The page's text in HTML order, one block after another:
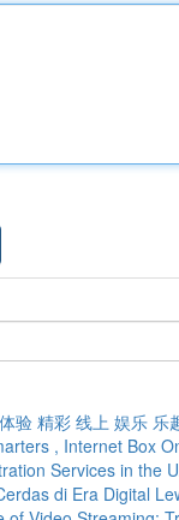
验 精彩 线上 娱乐 乐
, Internet Box
Services in the
di Era Digital